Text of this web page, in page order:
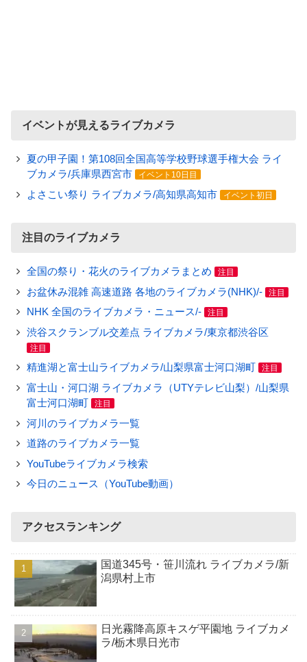
イベントが見えるライブカメラ
夏の甲子園！第108回全国高等学校野球選手権大会 ライ
ブカメラ/兵庫県西宮市
イベント10日目
よさこい祭り ライブカメラ/高知県高知市 イベント初日
注目のライブカメラ
全国の祭り・花火のライブカメラまとめ 注目
お盆休み混雑 高速道路 各地のライブカメラ(NHK)/- 注目
NHK 全国のライブカメラ・ニュース/- 注目
渋谷スクランブル交差点 ライブカメラ/東京都渋谷区
注目
精進湖と富士山ライブカメラ/山梨県富士河口湖町 注目
富士山・河口湖 ライブカメラ（UTYテレビ山梨）/山梨県
富士河口湖町
注目
河川のライブカメラ一覧
道路のライブカメラ一覧
YouTubeライブカメラ検索
今日のニュース（YouTube動画）
アクセスランキング
国道345号・笹川流れ ライブカメラ/新
潟県村上市
日光霧降高原キスゲ平園地 ライブカメ
ラ/栃木県日光市